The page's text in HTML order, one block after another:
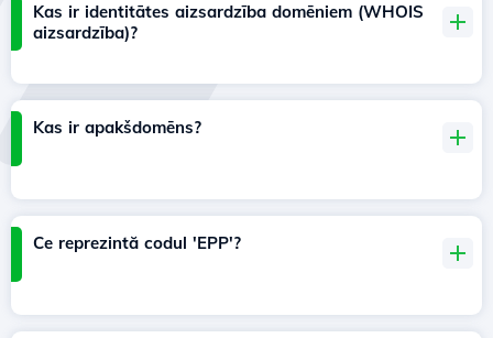
Kas ir identitātes aizsardzība domēniem (WHOIS
aizsardzība)?
Kas ir apakšdomēns?
Ce reprezintă codul 'EPP'?